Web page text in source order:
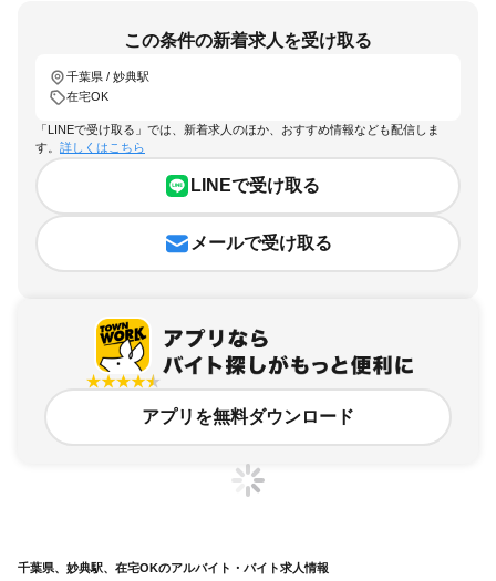
この条件の新着求人を受け取る
千葉県 / 妙典駅
在宅OK
「LINEで受け取る」では、新着求人のほか、おすすめ情報なども配信しま
す。 詳しくはこちら
LINEで受け取る
メールで受け取る
アプリを無料ダウンロード
千葉県、妙典駅、在宅OKのアルバイト・バイト求人情報